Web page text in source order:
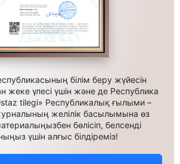
білім беру жүйесін
жеке үлесі үшін және де Республика
tilegi» Республикалық ғылыми –
желілік басылымына өз
бөлісіп, белсенді
үшін алғыс білдіреміз!